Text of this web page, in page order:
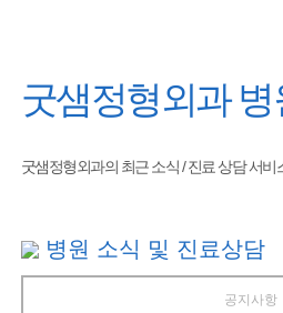
굿샘정형외과
굿샘정형외과의 최근 소식 / 진료 상담 서비
병원 소식 및 진료상담
공지사항